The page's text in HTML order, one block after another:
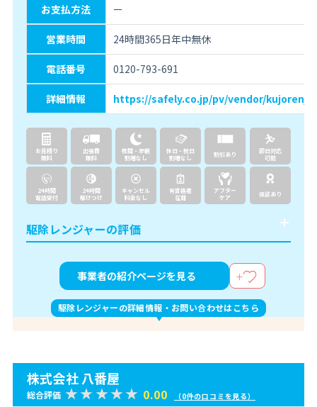
お支払方法 ー
営業時間 24時間365日年中無休
電話番号 0120-793-691
詳細情報 https://safely.co.jp/pv/vendor/
お見積り
無料
出張費
無料
夜間・早朝
割増なし
休日・祝日
割増なし
割引あり
即日対応
可能
24時間
電話受付
24時間
駆けつけ
キャンセル
料金なし
有資格者
在籍
アフター
ケア
保証あり
駆除レンジャーの評価
事業者の紹介ページを見る
駆除レンジャーの詳細情報・お問い合わせはこちら
株式会社 八番屋
総合評価 0.00 （0件の口コミを見る）